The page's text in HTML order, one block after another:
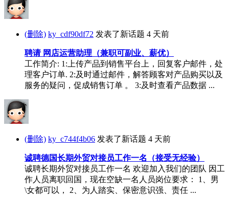
(删除) ky_cdf90df72 发表了新话题 4 天前
聘请 网店运营助理（兼职可副业、薪优）
工作简介: 1:上传产品到销售平台上，回复客户邮件，处
理客户订单. 2:及时通过邮件，解答顾客对产品购买以及
服务的疑问，促成销售订单 。 3:及时查看产品数据 ...
(删除) ky_c744f4b06 发表了新话题 4 天前
诚聘德国长期外贸对接员工作一名（接受无经验）
诚聘长期外贸对接员工作一名 欢迎加入我们的团队 因工
作人员离职回国，现在空缺一名人员岗位要求： 1、男
\女都可以， 2、为人踏实、保密意识强、责任 ...